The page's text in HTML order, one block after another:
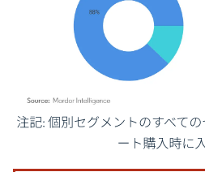
画像 © Mordor Intelligence。再利用には